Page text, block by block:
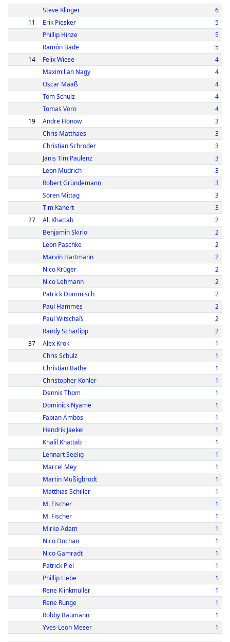
Steve Klinger
6
11
Erik Piesker
5
Phillip Hinze
5
Ramón Bade
5
14
Felix Wiese
4
Maximilian Nagy
4
Oscar Maaß
4
Tom Schulz
4
Tomas Voro
4
19
Andre Hönow
3
Chris Matthaes
3
Christian Schröder
3
Janis Tim Paulenz
3
Leon Mudrich
3
Robert Gründemann
3
Sören Mittag
3
Tim Kanert
3
27
Ali Khattab
2
Benjamin Skirlo
2
Leon Paschke
2
Marvin Hartmann
2
Nico Krüger
2
Nico Lehmann
2
Patrick Dommisch
2
Paul Hammes
2
Paul Witschaß
2
Randy Scharlipp
2
37
Alex Krok
1
Chris Schulz
1
Christian Bathe
1
Christopher Köhler
1
Dennis Thom
1
Dominick Nyame
1
Fabian Ambos
1
Hendrik Jaekel
1
Khalil Khattab
1
Lennart Seelig
1
Marcel Mey
1
Martin Müßigbrodt
1
Matthias Schiller
1
M. Fischer
1
M. Fischer
1
Mirko Adam
1
Nico Dochan
1
Nico Gamradt
1
Patrick Piel
1
Phillip Liebe
1
Rene Klinkmüller
1
Rene Runge
1
Robby Baumann
1
Yves-Leon Meser
1